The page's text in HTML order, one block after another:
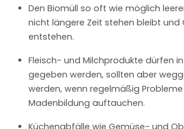
Den Biomüll so oft wie möglich
nicht längere Zeit stehen bleibt und
entstehen.
Fleisch- und Milchprodukte dürfen
gegeben werden, sollten aber
werden, wenn regelmäßig
Madenbildung auftauchen.